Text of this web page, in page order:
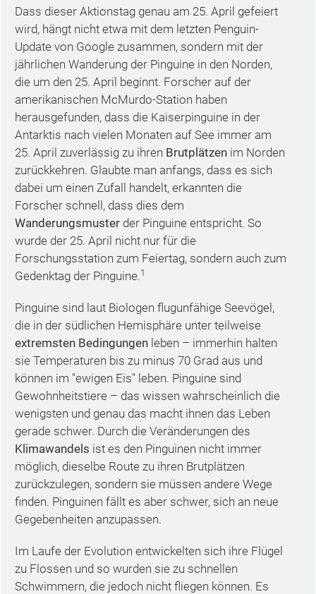
Dass dieser Aktionstag genau am 25. April gefeiert
wird, hängt nicht etwa mit dem letzten Penguin-
Update von Google zusammen, sondern mit der
jährlichen Wanderung der Pinguine in den Norden,
die um den 25. April beginnt. Forscher auf der
amerikanischen McMurdo-Station haben
herausgefunden, dass die Kaiserpinguine in der
Antarktis nach vielen Monaten auf See immer am
25. April zuverlässig zu ihren Brutplätzenim Norden
zurückkehren. Glaubte man anfangs, dass es sich
dabei um einen Zufall handelt, erkannten die
Forscher schnell, dass dies dem
Wanderungsmusterder Pinguine entspricht. So
wurde der 25. April nicht nur für die
Forschungsstation zum Feiertag, sondern auch zum
Gedenktag der Pinguine.1
Pinguine sind laut Biologen flugunfähige Seevögel,
die in der südlichen Hemisphäre unter teilweise
extremsten Bedingungenleben – immerhin halten
sie Temperaturen bis zu minus 70 Grad aus und
können im "ewigen Eis" leben. Pinguine sind
Gewohnheitstiere – das wissen wahrscheinlich die
wenigsten und genau das macht ihnen das Leben
gerade schwer. Durch die Veränderungen des
Klimawandels ist es den Pinguinen nicht immer
möglich, dieselbe Route zu ihren Brutplätzen
zurückzulegen, sondern sie müssen andere Wege
finden. Pinguinen fällt es aber schwer, sich an neue
Gegebenheiten anzupassen.
Im Laufe der Evolution entwickelten sich ihre Flügel
zu Flossen und so wurden sie zu schnellen
Schwimmern, die jedoch nicht fliegen können. Es